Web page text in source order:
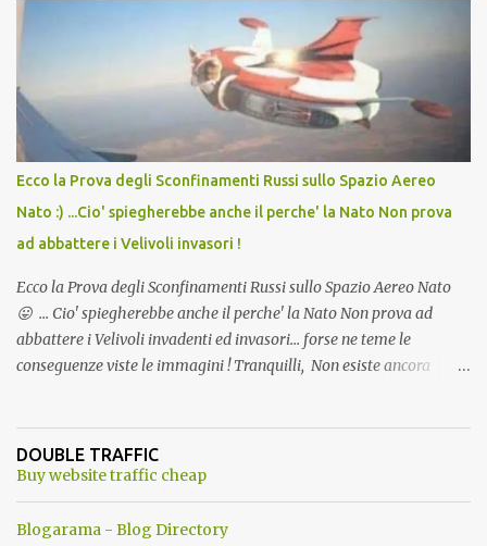
Vaccino come: l' Amaro del Capo, era "spettacolare Ghiacciato, ma
andava bene anche, a Temperatura Ambiente"! Riproponiamo
l'articolo per NON Dimenticare!
Ecco la Prova degli Sconfinamenti Russi sullo Spazio Aereo
Nato :) ...Cio' spiegherebbe anche il perche' la Nato Non prova
ad abbattere i Velivoli invasori !
Ecco la Prova degli Sconfinamenti Russi sullo Spazio Aereo Nato
😛 ... Cio' spiegherebbe anche il perche' la Nato Non prova ad
abbattere i Velivoli invadenti ed invasori... forse ne teme le
conseguenze viste le immagini ! Tranquilli, Non esiste ancora
ancora una fantasia Nato o forse una "False Flag", per provocare
una guerra mondiale che difficilmente da menti sane, potrebbe
DOUBLE TRAFFIC
Buy website traffic cheap
Blogarama - Blog Directory